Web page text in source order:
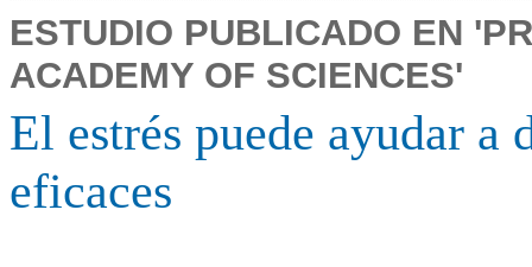
ESTUDIO PUBLICADO EN
ACADEMY OF SCIENCES'
El estrés puede ayudar a
eficaces